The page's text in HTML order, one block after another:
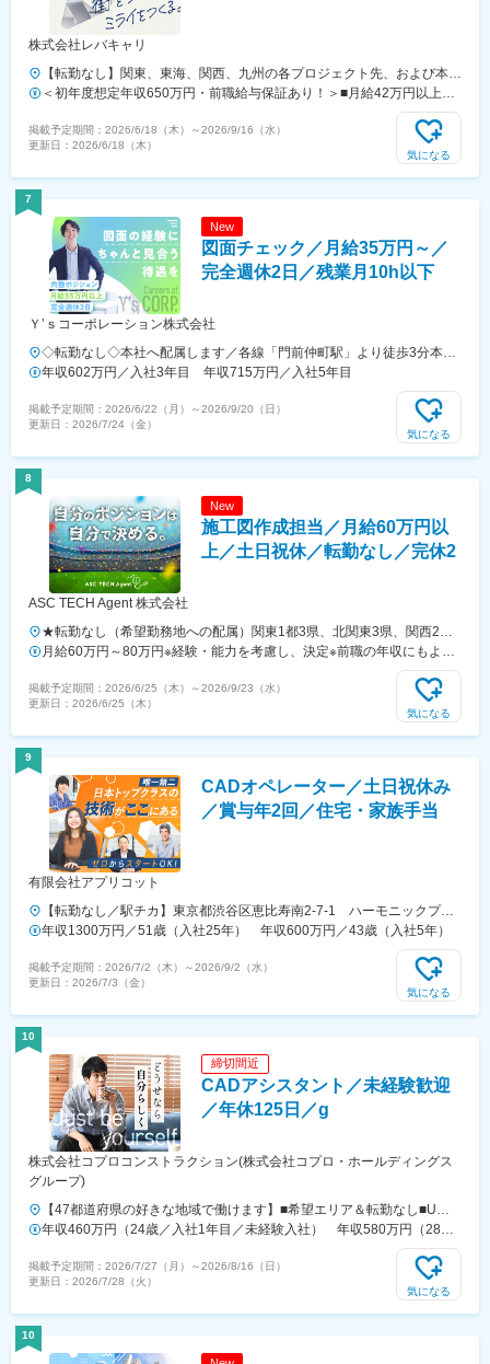
株式会社レバキャリ
【転勤なし】関東、東海、関西、九州の各プロジェクト先、および本社
★希望勤務地・通勤時間を考慮します。★直行直帰OK！★U・Iターン
歓迎！住宅手当あり★全国出張が可能な方には充実手当あり◎▼プロジ
ェクト先【関東】東京、埼玉、千葉、神奈川など【東海】愛知【関西】
大阪【九州】福岡▼本社東京都品川区東品川2-1-11 ハーバープレミア
＜初年度想定年収650万円・前職給与保証あり！＞■月給42万円以上＋
賞与年2回＋残業代全額＋資格手当※経験・スキル・年齢を考慮し、優
遇します。※残業代は1分単位で全額支給します。※前職給与保証につい
て：年齢、経験、能力、適性を考慮して、支給額を決定します。＼資格
士 ：6万円■未経験者は、月給23万円～（別途残業代全額支給）★月収
例30万円（内訳：月給23万円＋賞与2回分＋残業代20時間分）＼未経
験からスタートし、入社1年で年収532万円を実現した先輩も◎／昇給
や技術手当、資格手当もあるため、2年目で月給33万円、3年目で35.5
万円を叶えた社員も！資格を取らない場合も、毎年1万円程度の昇給が
見込めるのでご安心ください。
掲載予定期間： 2026/6/18（木） ～2026/9/16（水）
更新日： 2026/6/18（木）
気になる
7
New
図面チェック／月給35万円～／
完全週休2日／残業月10h以下
Ｙ’ｓコーポレーション株式会社
◇転勤なし◇本社へ配属します／各線「門前仲町駅」より徒歩3分本社
／東京都江東区牡丹1-15-5 ポイントSTビル6F【アクセス】・各線
「門前仲町」駅より徒歩3分・各線「越中島」駅より徒歩7分
年収602万円／入社3年目 年収715万円／入社5年目
掲載予定期間： 2026/6/22（月） ～2026/9/20（日）
更新日： 2026/7/24（金）
気になる
8
New
施工図作成担当／月給60万円以
上／土日祝休／転勤なし／完休2
ASC TECH Agent 株式会社
★転勤なし（希望勤務地への配属）関東1都3県、北関東3県、関西2府4
県、東海4県、九州5県、海外の各プロジェクト現場★10名以上の積極
採用★U・Iターン歓迎！★海外で働くチャンスあり！★入社時に引越し
が必要な場合は転居費用を会社が全額負担！（自己負担のかからない社
員寮も利用可能）★マイカー通勤可※案件による特に施工図作成担当
奈川、千葉、埼玉、茨城、栃木、群馬■関西／大阪、兵庫、京都、奈
良、滋賀、和歌山■東海／愛知、岐阜、三重、静岡■九州／福岡、鹿児
島、熊本、大分、長崎■海外／シンガポール、ミャンマー、バングラデ
シュ、メキシコ、ドバイ、台湾海外にも事業を展開し、技術者がグロー
バルに活躍できる環境です！
月給60万円～80万円※経験・能力を考慮し、決定※前職の年収にもより
ますが、初年度年収は720万円を想定しています。★平均120万円以上
UP！年収が大幅アップするチャンス！＜先輩社員の年収UP事例＞入社
前 入社後年収480万円⇒年収650万円年収600万円⇒年収800万
など、重視するポイントに応じて決めたいと考えているため、あなたの
希望を聞かせてください。＜年収例＞754万円／38歳1256万円／50歳
787万円／62歳865万円／40歳
掲載予定期間： 2026/6/25（木） ～2026/9/23（水）
更新日： 2026/6/25（木）
気になる
9
CADオペレーター／土日祝休み
／賞与年2回／住宅・家族手当
有限会社アプリコット
【転勤なし／駅チカ】東京都渋谷区恵比寿南2-7-1 ハーモニックプレ
イス2F
年収1300万円／51歳（入社25年） 年収600万円／43歳（入社5年）
掲載予定期間： 2026/7/2（木） ～2026/9/2（水）
更新日： 2026/7/3（金）
気になる
10
締切間近
CADアシスタント／未経験歓迎
／年休125日／g
株式会社コプロコンストラクション(株式会社コプロ・ホールディングス
グループ)
【47都道府県の好きな地域で働けます】■希望エリア＆転勤なし■U・I
ターン歓迎■直行直帰OK＆車通勤OK（配属先による）■出張のないワー
クスタイルも実現可能！【拠点所在地】■北海道…札幌支店■東北…仙
台支店（宮城・青森・岩手・秋田・山形・福島）■関東…大宮営業所
（埼玉・栃木・群馬・茨城）、東京支店（東京・千葉）、横浜営業所
年収460万円（24歳／入社1年目／未経験入社） 年収580万円（28歳
掲載予定期間： 2026/7/27（月） ～2026/8/16（日）
更新日： 2026/7/28（火）
気になる
10